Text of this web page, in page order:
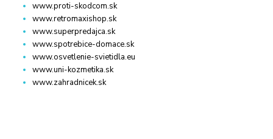
www.proti-skodcom.sk
www.retromaxishop.sk
www.superpredajca.sk
www.spotrebice-domace.sk
www.osvetlenie-svietidla.eu
www.uni-kozmetika.sk
www.zahradnicek.sk